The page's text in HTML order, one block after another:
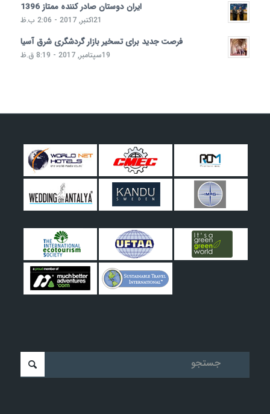
ایران دوستان صادر کننده ممتاز 1396
21اکتبر, 2017 - 2:06 ب.ظ
فرصت جدید برای تسخیر بازار گردشگری شرق آسیا
19سپتامبر, 2017 - 8:19 ق.ظ